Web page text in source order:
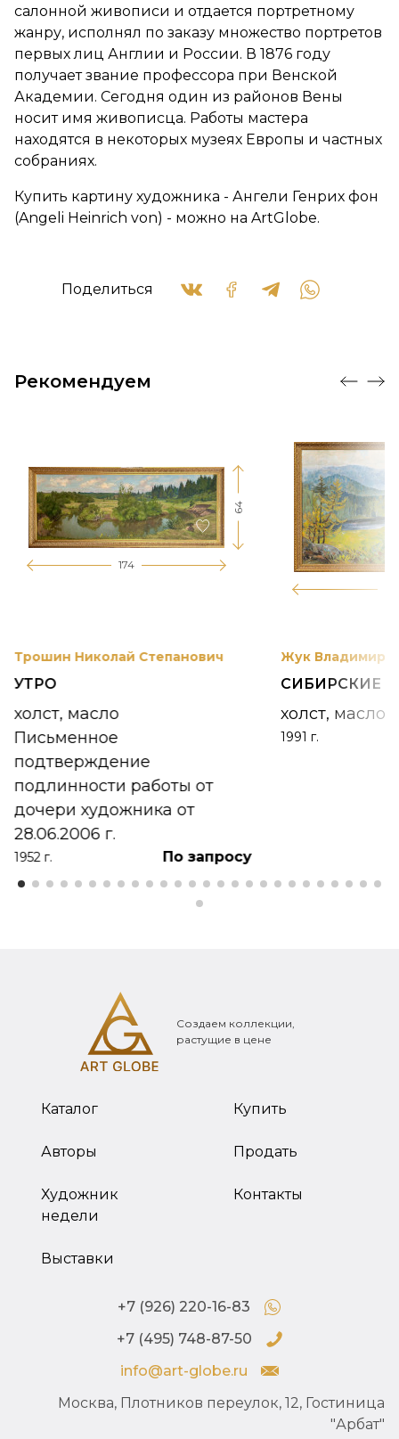
салонной живописи и отдается портретному
жанру, исполнял по заказу множество портретов
первых лиц Англии и России. В 1876 году
получает звание профессора при Венской
Академии. Сегодня один из районов Вены
носит имя живописца. Работы мастера
находятся в некоторых музеях Европы и частных
собраниях.
Купить картину художника - Ангели Генрих фон
(Angeli Heinrich von) - можно на ArtGlobe.
Поделиться
Рекомендуем
174
64
Трошин Николай Степанович
УТРО
холст, масло
Письменное
подтверждение
подлинности работы от
дочери художника от
28.06.2006 г.
1952 г. По запросу
Жук Владимир
СИБИРСКИЕ
холст, масло
1991 г.
Создаем коллекции,
растущие в цене
Каталог
Авторы
Художник
недели
Выставки
Купить
Продать
Контакты
+7 (926) 220-16-83
+7 (495) 748-87-50
info@art-globe.ru
Москва, Плотников переулок, 12, Гостиница
"Арбат"